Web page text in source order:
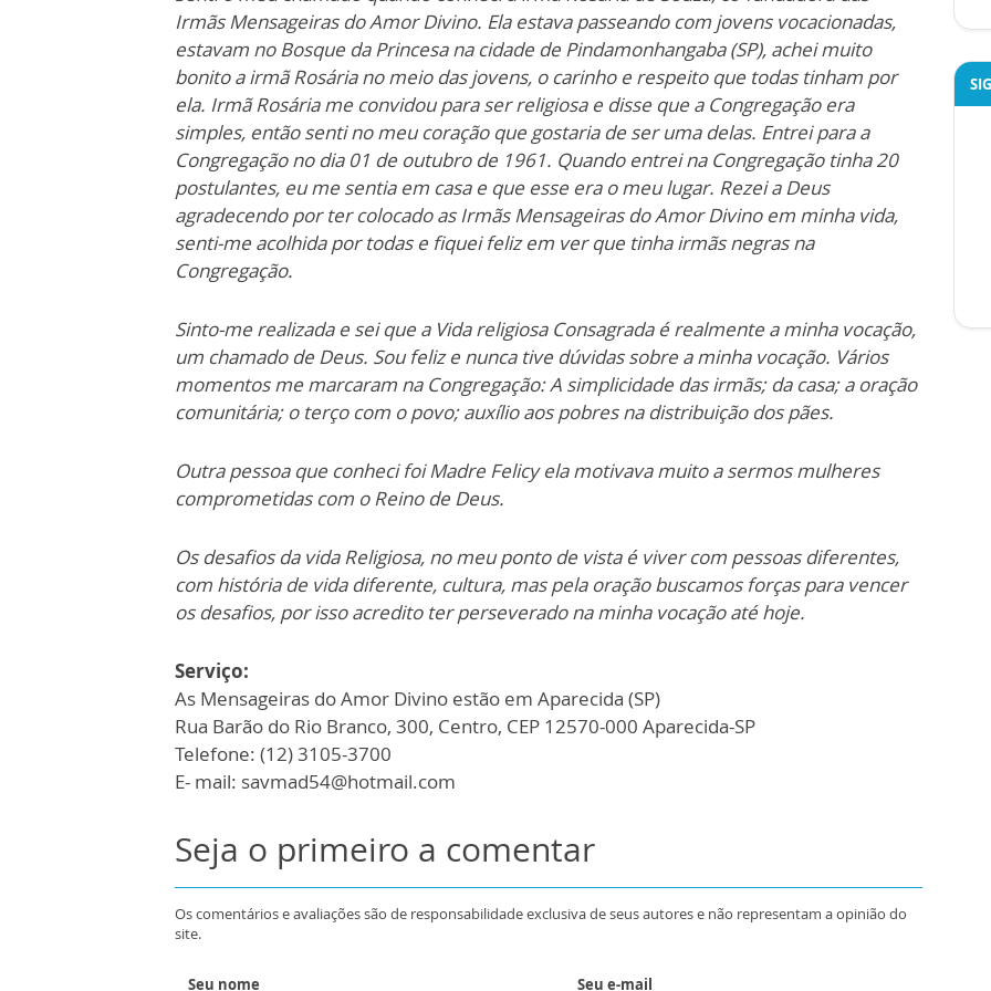
Irmãs Mensageiras do Amor Divino. Ela estava passeando com jovens vocacionadas,
estavam no Bosque da Princesa na cidade de Pindamonhangaba (SP), achei muito
bonito a irmã Rosária no meio das jovens, o carinho e respeito que todas tinham por
ela. Irmã Rosária me convidou para ser religiosa e disse que a Congregação era
simples, então senti no meu coração que gostaria de ser uma delas. Entrei para a
Congregação no dia 01 de outubro de 1961. Quando entrei na Congregação tinha 20
postulantes, eu me sentia em casa e que esse era o meu lugar. Rezei a Deus
agradecendo por ter colocado as Irmãs Mensageiras do Amor Divino em minha vida,
senti-me acolhida por todas e fiquei feliz em ver que tinha irmãs negras na
Congregação.
Sinto-me realizada e sei que a Vida religiosa Consagrada é realmente a minha vocação,
um chamado de Deus. Sou feliz e nunca tive dúvidas sobre a minha vocação. Vários
momentos me marcaram na Congregação: A simplicidade das irmãs; da casa; a oração
comunitária; o terço com o povo; auxílio aos pobres na distribuição dos pães.
Outra pessoa que conheci foi Madre Felicy ela motivava muito a sermos mulheres
comprometidas com o Reino de Deus.
Os desafios da vida Religiosa, no meu ponto de vista é viver com pessoas diferentes,
com história de vida diferente, cultura, mas pela oração buscamos forças para vencer
os desafios, por isso acredito ter perseverado na minha vocação até hoje.
Serviço:
As Mensageiras do Amor Divino estão em Aparecida (SP)
Rua Barão do Rio Branco, 300, Centro, CEP 12570-000 Aparecida-SP
Telefone: (12) 3105-3700
E- mail: savmad54@hotmail.com
Seja o primeiro a comentar
Os comentários e avaliações são de responsabilidade exclusiva de seus autores e não representam a opinião do
site.
Seu nome Seu e-mail